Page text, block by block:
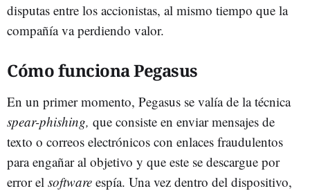
disputas entre los accionistas, al mismo tiempo que la
compañía va perdiendo valor.
Cómo funciona Pegasus
En un primer momento, Pegasus se valía de la técnica
spear-phishing, que consiste en enviar mensajes de
texto o correos electrónicos con enlaces fraudulentos
para engañar al objetivo y que este se descargue por
error el software espía. Una vez dentro del dispositivo,